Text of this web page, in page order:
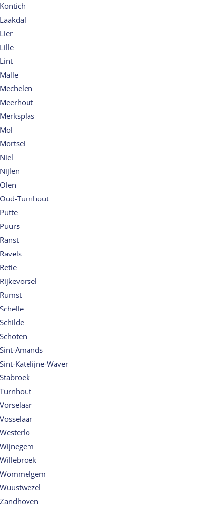
Kontich
Laakdal
Lier
Lille
Lint
Malle
Mechelen
Meerhout
Merksplas
Mol
Mortsel
Niel
Nijlen
Olen
Oud-Turnhout
Putte
Puurs
Ranst
Ravels
Retie
Rijkevorsel
Rumst
Schelle
Schilde
Schoten
Sint-Amands
Sint-Katelijne-Waver
Stabroek
Turnhout
Vorselaar
Vosselaar
Westerlo
Wijnegem
Willebroek
Wommelgem
Wuustwezel
Zandhoven